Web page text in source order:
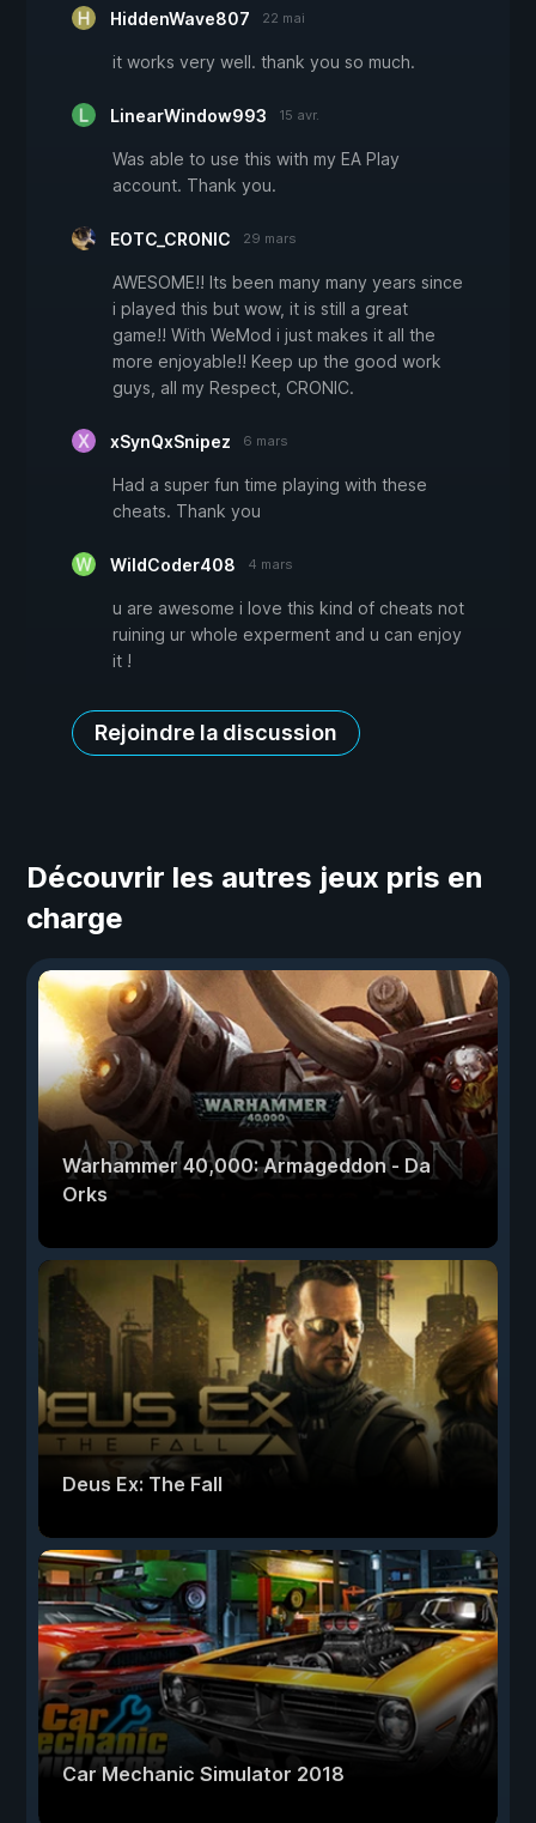
HiddenWave807 22 mai
it works very well. thank you so much.
LinearWindow993 15 avr.
Was able to use this with my EA Play
account. Thank you.
EOTC_CRONIC 29 mars
AWESOME!! Its been many many years since
i played this but wow, it is still a great
game!! With WeMod i just makes it all the
more enjoyable!! Keep up the good work
guys, all my Respect, CRONIC.
xSynQxSnipez 6 mars
Had a super fun time playing with these
cheats. Thank you
WildCoder408 4 mars
u are awesome i love this kind of cheats not
ruining ur whole experment and u can enjoy
it !
Rejoindre la discussion
Découvrir les autres jeux pris en
charge
Warhammer 40,000: Armageddon - Da
Orks
Deus Ex: The Fall
Car Mechanic Simulator 2018